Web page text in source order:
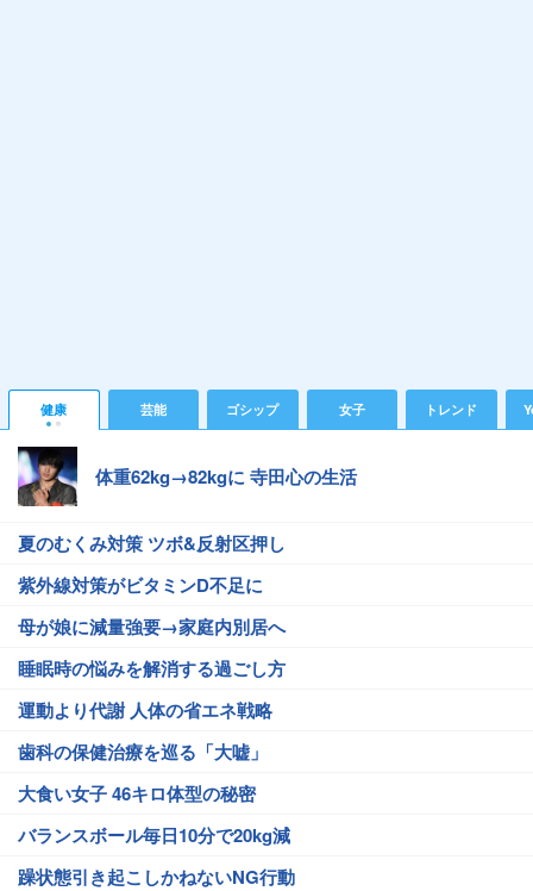
健康 芸能 ゴシップ 女子 トレンド
体重62kg→82kgに 寺田心の生活
夏のむくみ対策 ツボ&反射区押し
紫外線対策がビタミンD不足に
母が娘に減量強要→家庭内別居へ
睡眠時の悩みを解消する過ごし方
運動より代謝 人体の省エネ戦略
歯科の保健治療を巡る「大嘘」
大食い女子 46キロ体型の秘密
バランスボール毎日10分で20kg減
躁状態引き起こしかねないNG行動